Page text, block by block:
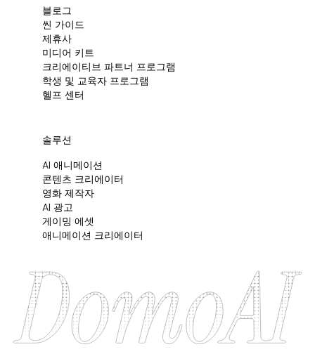
블로그
씬 가이드
제휴사
미디어 키트
크리에이티브 파트너 프로그램
학생 및 교육자 프로그램
헬프 센터
솔루션
AI 애니메이션
콘텐츠 크리에이터
영화 제작자
AI 광고
게이밍 에셋
애니메이션 크리에이터